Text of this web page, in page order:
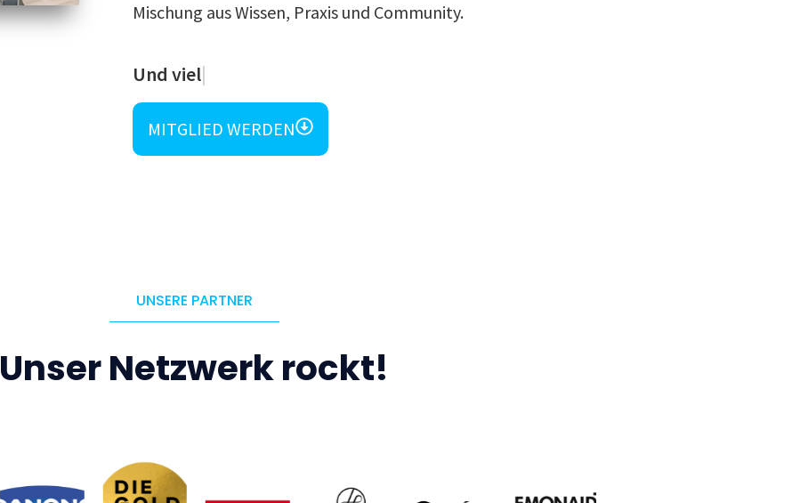
Mischung aus Wissen, Praxis und Community.
Und vielleicht auch deinen nächsten Karriereschritt.
MITGLIED WERDEN
UNSERE PARTNER
Unser Netzwerk rockt!